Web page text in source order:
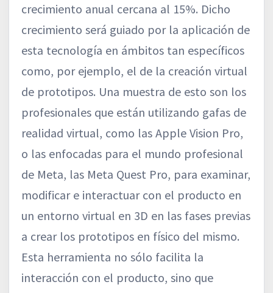
crecimiento anual cercana al 15%. Dicho
crecimiento será guiado por la aplicación de
esta tecnología en ámbitos tan específicos
como, por ejemplo, el de la creación virtual
de prototipos. Una muestra de esto son los
profesionales que están utilizando gafas de
realidad virtual, como las Apple Vision Pro,
o las enfocadas para el mundo profesional
de Meta, las Meta Quest Pro, para examinar,
modificar e interactuar con el producto en
un entorno virtual en 3D en las fases previas
a crear los prototipos en físico del mismo.
Esta herramienta no sólo facilita la
interacción con el producto, sino que